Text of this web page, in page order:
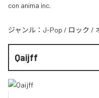
con anima inc.
ジャンル： J-Pop / ロック /
Qaijff